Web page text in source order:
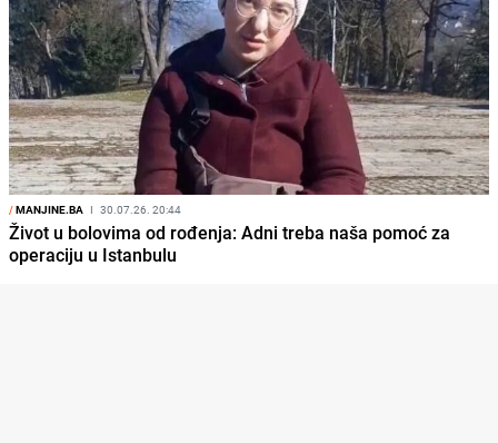
/MANJINE.BA I 30.07.26. 20:44
Život u bolovima od rođenja: Adni treba naša pomoć za
operaciju u Istanbulu